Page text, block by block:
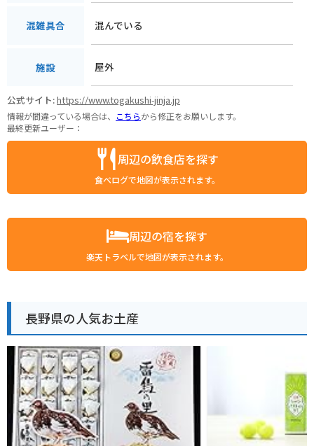
混雑具合 混んでいる
施設 屋外
公式サイト:https://www.togakushi-jinja.jp
情報が間違っている場合は、 こちらから修正をお願いします。
最終更新ユーザー：
周辺の飲食店を探す
食べログで地図が表示されます。
周辺の宿を探す
楽天トラベルで地図が表示されます。
長野県の人気お土産